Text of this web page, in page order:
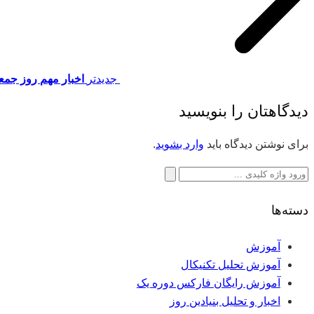
جدیدتر اخبار مهم روز جمعه 02
دیدگاهتان را بنویسید
برای نوشتن دیدگاه باید وارد بشوید.
جستجو
دسته‌ها
آموزش
آموزش تحلیل تکنیکال
آموزش رایگان فارکس دوره یک
اخبار و تحلیل بنیادین روز